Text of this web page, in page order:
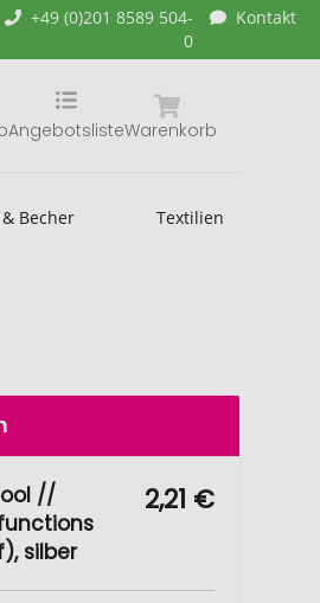
+49 (0)201 8589 504-
0
Kontakt
Warenkorb
Angebotsliste
Becher Textilien
//
silber
2,21 €